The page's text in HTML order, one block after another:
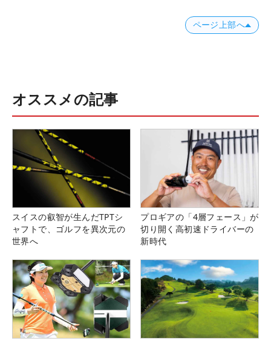
ページ上部へ
オススメの記事
スイスの叡智が生んだTPTシ
ャフトで、ゴルフを異次元の
世界へ
プロギアの「4層フェース」が
切り開く高初速ドライバーの
新時代